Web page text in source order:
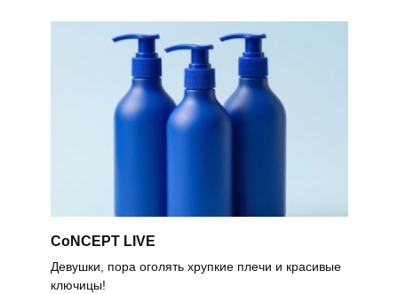
CoNCEPT LIVE
Девушки, пора оголять хрупкие плечи и красивые
ключицы!